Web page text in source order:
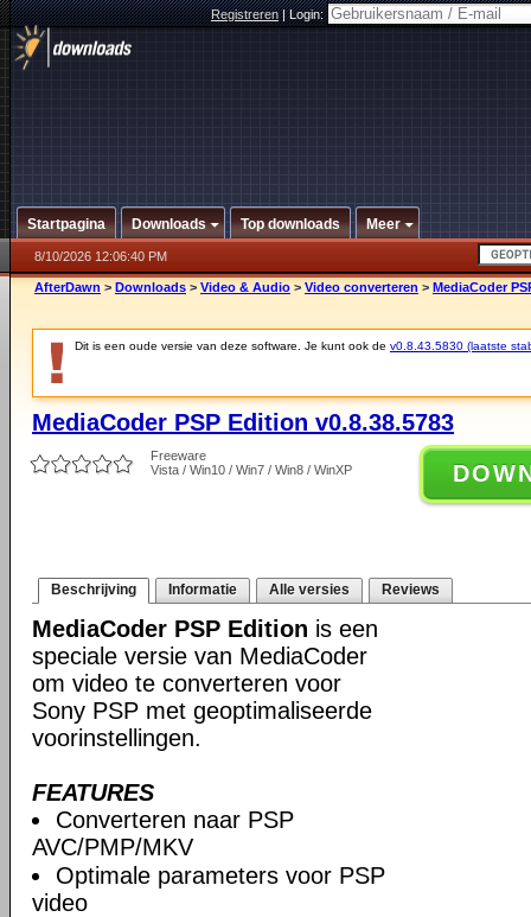
Registreren|Login:
Startpagina Downloads Top downloads Meer
8/10/2026 12:06:40 PM
AfterDawn > Downloads > Video & Audio > Video converteren > MediaCoder
Dit is een oude versie van deze software. Je kunt ook de v0.8.43.5830 (laatste
MediaCoder PSP Edition v0.8.38.5783
Freeware
Vista / Win10 / Win7 / Win8 / WinXP
Beschrijving Informatie Alle versies Reviews
MediaCoder PSP Edition is een
speciale versie van MediaCoder
om video te converteren voor
Sony PSP met geoptimaliseerde
voorinstellingen.
FEATURES
Converteren naar PSP
AVC/PMP/MKV
Optimale parameters voor PSP
video